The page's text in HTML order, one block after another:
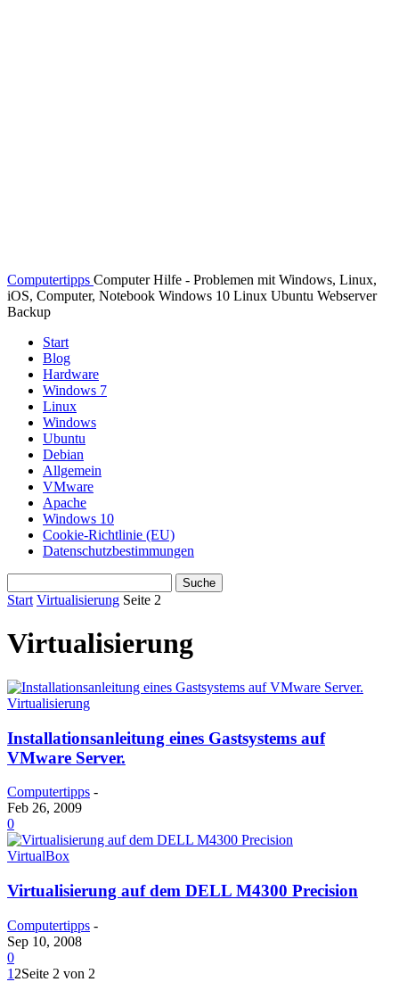
Computertipps Computer Hilfe - Problemen mit Windows, Linux,
iOS, Computer, Notebook Windows 10 Linux Ubuntu Webserver
Backup
Start
Blog
Hardware
Windows 7
Linux
Windows
Ubuntu
Debian
Allgemein
VMware
Apache
Windows 10
Cookie-Richtlinie (EU)
Datenschutzbestimmungen
Start Virtualisierung Seite 2
Virtualisierung
Virtualisierung
Installationsanleitung eines Gastsystems auf
VMware Server.
Computertipps -
Feb 26, 2009
0
VirtualBox
Virtualisierung auf dem DELL M4300 Precision
Computertipps -
Sep 10, 2008
0
1 2Seite 2 von 2